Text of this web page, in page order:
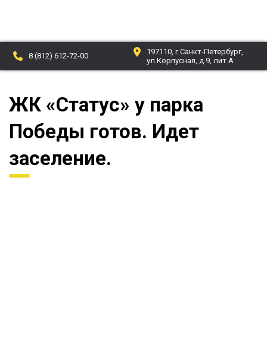
О компании
Новости
Партнеры
Отзывы
8 (812) 612-72-00
197110, г.Санкт-Петербург,
ул.Корпусная, д.9, лит.А
ЖК «Статус» у парка
Победы готов. Идет
заселение.